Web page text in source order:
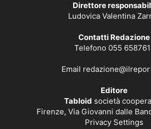
Direttore
Ludovica Valentina
Contatti Redazione
Telefono 055
Email
Editore
Tabloid società
Firenze, Via Giovanni dalle
Privacy Settings